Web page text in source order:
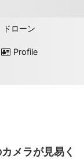
ドローン
Profile
メラが見易く